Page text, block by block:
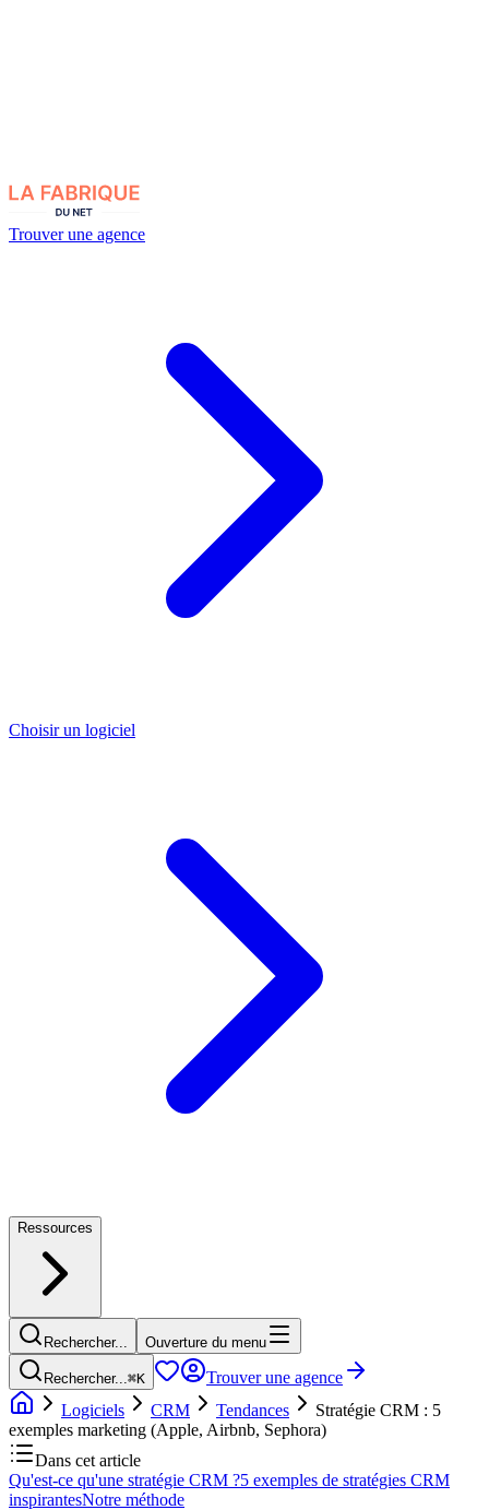
Trouver une agence
Choisir un logiciel
Ressources
Rechercher... Ouverture du menu
Rechercher...⌘K
Trouver une agence
Logiciels
CRM Tendances
Stratégie CRM : 5
exemples marketing (Apple, Airbnb, Sephora)
Dans cet article
Qu'est-ce qu'une stratégie CRM ?5 exemples de stratégies CRM
inspirantesNotre méthode